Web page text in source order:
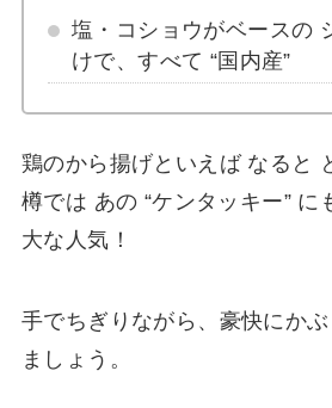
塩・コショウがベースの
けで、すべて “国内産”
鶏のから揚げといえば なると
樽では あの “ケンタッキー” に
大な人気！
手でちぎりながら、豪快にか
ましょう。